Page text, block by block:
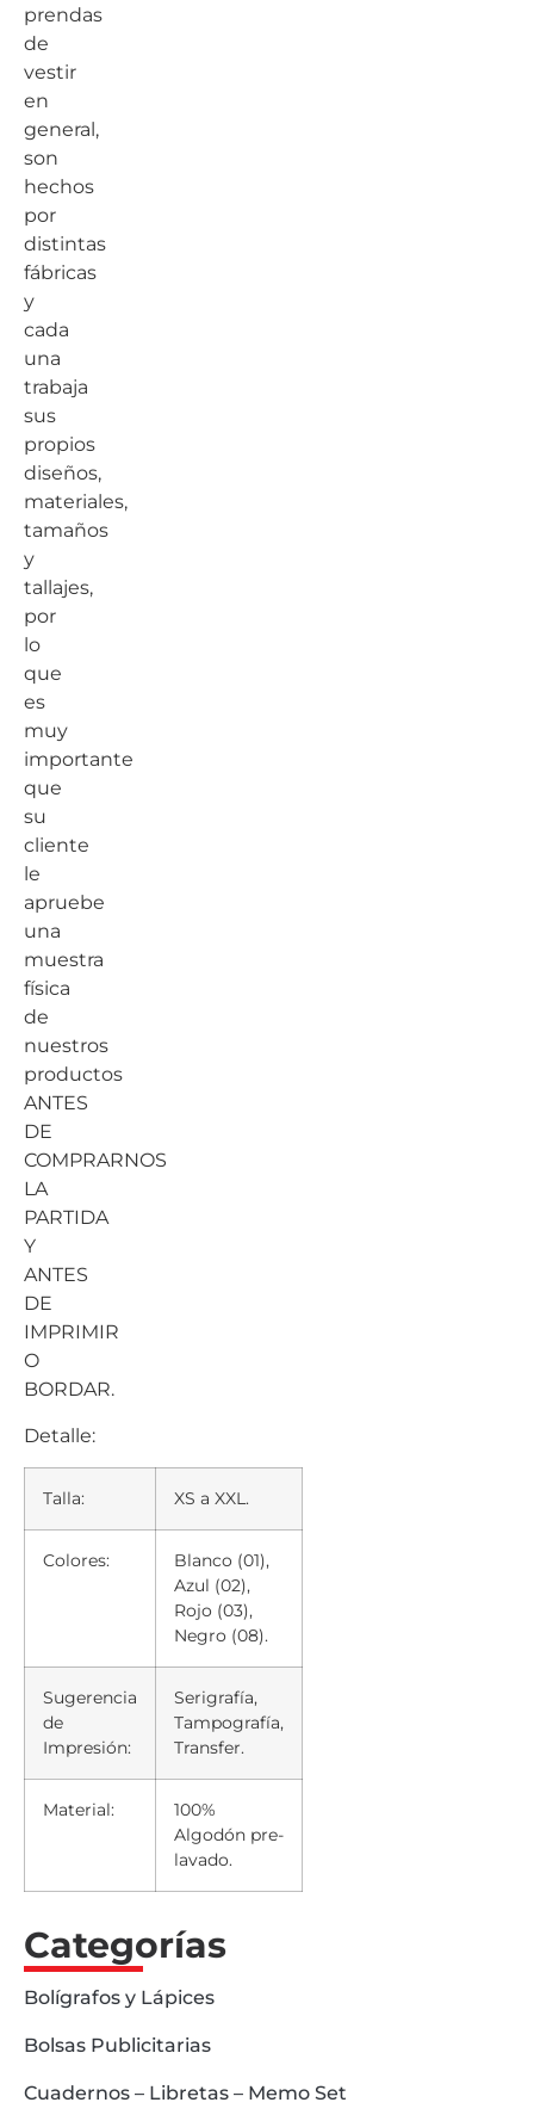
prendas
de
vestir
en
general,
son
hechos
por
distintas
fábricas
y
cada
una
trabaja
sus
propios
diseños,
materiales,
tamaños
y
tallajes,
por
lo
que
es
muy
importante
que
su
cliente
le
apruebe
una
muestra
física
de
nuestros
productos
ANTES
DE
COMPRARNOS
LA
PARTIDA
Y
ANTES
DE
IMPRIMIR
O
BORDAR.
Detalle:
Talla: XS a XXL.
Colores:
Blanco (01),
Azul (02),
Rojo (03),
Negro (08).
Sugerencia
de
Impresión:
Serigrafía,
Tampografía,
Transfer.
Material:
100%
Algodón pre-
lavado.
Categorías
Bolígrafos y Lápices
Bolsas Publicitarias
Cuadernos – Libretas – Memo Set